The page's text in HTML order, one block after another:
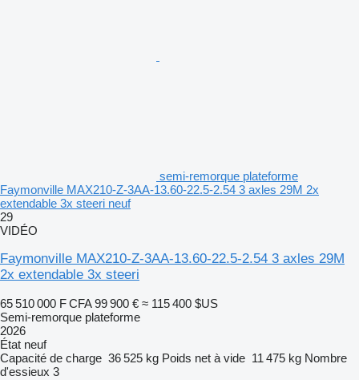
semi-remorque plateforme
Faymonville MAX210-Z-3AA-13.60-22.5-2.54 3 axles 29M 2x
extendable 3x steeri neuf
29
VIDÉO
Faymonville MAX210-Z-3AA-13.60-22.5-2.54 3 axles 29M
2x extendable 3x steeri
65 510 000 F CFA 99 900 € ≈ 115 400 $US
Semi-remorque plateforme
2026
État neuf
Capacité de charge 36 525 kg Poids net à vide 11 475 kg Nombre
d'essieux 3